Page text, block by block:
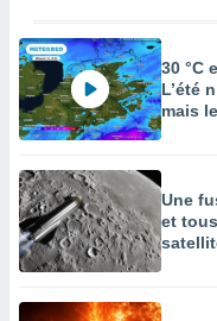
30 °C
L’été
mais
Une
et